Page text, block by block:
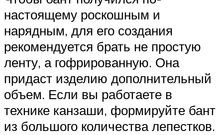
настоящему роскошным и
нарядным, для его создания
рекомендуется брать не простую
ленту, а гофрированную. Она
придаст изделию дополнительный
объем. Если вы работаете в
технике канзаши, формируйте бант
из большого количества лепестков.